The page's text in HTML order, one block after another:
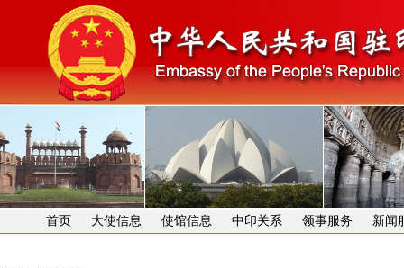
首页 大使信息 使馆信息 中印关系 领事服务 新闻